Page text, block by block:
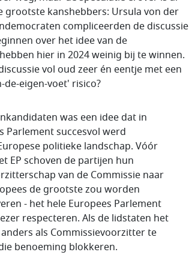
grootste kanshebbers: Ursula von der
compliceerden de discussie
over het idee van de
hier in 2024 weinig bij te winnen.
vol oud zeer én eentje met een
eigen-voet' risico?
was een idee dat in
Parlement succesvol werd
politieke landschap. Vóór
EP schoven de partijen hun
van de Commissie naar
de grootste zou worden
- het hele Europees Parlement
respecteren. Als de lidstaten het
als Commissievoorzitter te
benoeming blokkeren.